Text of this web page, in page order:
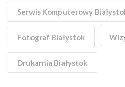
Serwis Komputerowy
Fotograf Białystok
Drukarnia Białystok